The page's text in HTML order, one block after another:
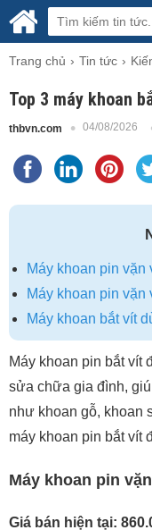
Trang chủ Tin tức
Top 3 máy khoan
thbvn.com 04/08/2026
Máy khoan pin vặn
Máy khoan pin
Máy khoan bắt vít
Máy khoan pin bắt vít
sửa chữa gia đình,
như khoan gỗ, khoan
máy khoan pin bắt vít
Máy khoan pin
Giá bán hiện tại: